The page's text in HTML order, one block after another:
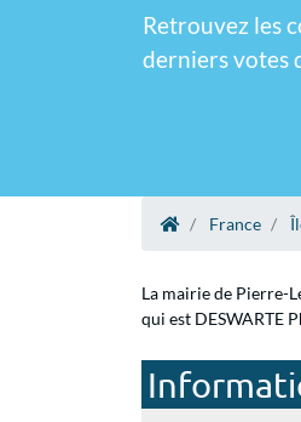
Retrouvez les
derniers votes
France
La mairie de Pierre-
qui est DESWARTE